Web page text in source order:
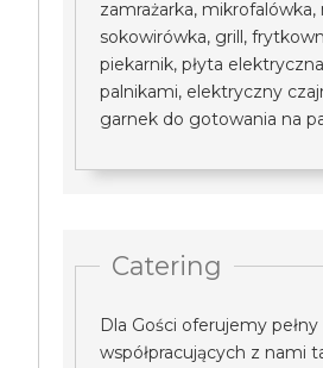
zamrażarka, mikrofalówka,
sokowirówka, grill,
piekarnik, płyta
palnikami, elektryczny
garnek do gotowania na
Catering
Dla Gości oferujemy
współpracujących z nami